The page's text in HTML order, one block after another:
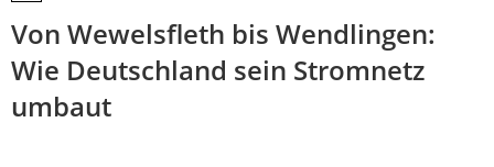
Von Wewelsfleth bis Wendlingen:
Wie Deutschland sein Stromnetz
umbaut